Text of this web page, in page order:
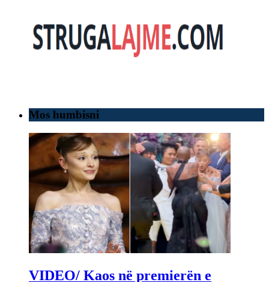
Mos humbisni
VIDEO/ Kaos në premierën e